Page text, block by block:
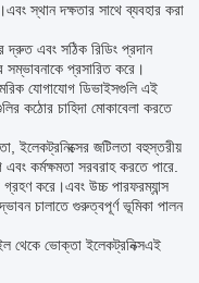
স্থান দক্ষতার সাথে ব্যবহার করা
দ্রুত এবং সঠিক রিডিং প্রদান
প্রসারিত করে।
যোগাযোগ ডিভাইসগুলি এই
কঠোর চাহিদা মোকাবেলা করতে
ইলেকট্রনিক্সের জটিলতা বহুস্তরীয়
কর্মক্ষমতা সরবরাহ করতে পারে.
গ্রহণ করে।এবং উচ্চ পারফরম্যান্স
চালাতে গুরুত্বপূর্ণ ভূমিকা পালন
থেকে ভোক্তা ইলেকট্রনিক্সএই